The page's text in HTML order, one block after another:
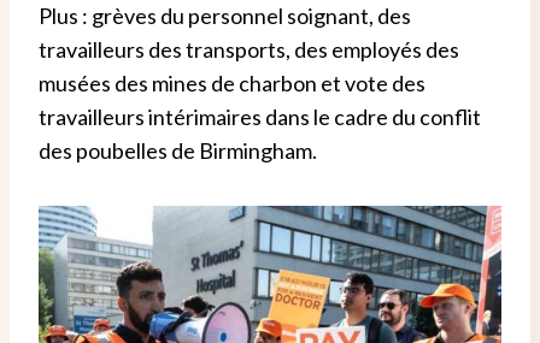
Plus : grèves du personnel soignant, des
travailleurs des transports, des employés des
musées des mines de charbon et vote des
travailleurs intérimaires dans le cadre du conflit
des poubelles de Birmingham.